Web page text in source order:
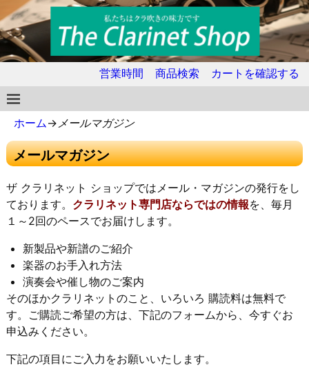
営業時間 商品検索 カートを確認する
ホーム→メールマガジン
メールマガジン
ザ クラリネット ショップではメール・マガジンの発行をし
ております。 クラリネット専門店ならではの情報を、毎月
１～2回のペースでお届けします。
新製品や新譜のご紹介
楽器のお手入れ方法
演奏会や催し物のご案内
そのほかクラリネットのこと、いろいろ 購読料は無料で
す。ご購読ご希望の方は、下記のフォームから、今すぐお
申込みください。
下記の項目にご入力をお願いいたします。